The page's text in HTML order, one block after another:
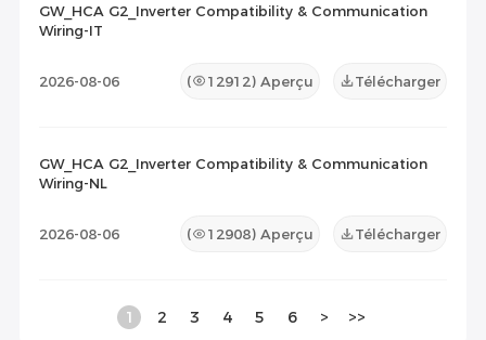
GW_HCA G2_Inverter Compatibility & Communication
Wiring-IT
2026-08-06 ( 12912) Aperçu Télécharger
GW_HCA G2_Inverter Compatibility & Communication
Wiring-NL
2026-08-06 ( 12908) Aperçu Télécharger
1 2 3 4 5 6 > >>